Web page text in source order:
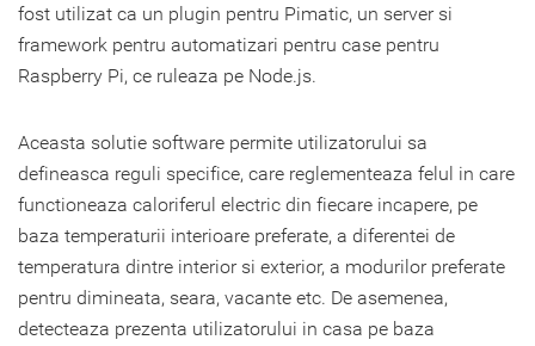
fost utilizat ca un plugin pentru Pimatic, un server si
framework pentru automatizari pentru case pentru
Raspberry Pi, ce ruleaza pe Node.js.
Aceasta solutie software permite utilizatorului sa
defineasca reguli specifice, care reglementeaza felul in care
functioneaza caloriferul electric din fiecare incapere, pe
baza temperaturii interioare preferate, a diferentei de
temperatura dintre interior si exterior, a modurilor preferate
pentru dimineata, seara, vacante etc. De asemenea,
detecteaza prezenta utilizatorului in casa pe baza